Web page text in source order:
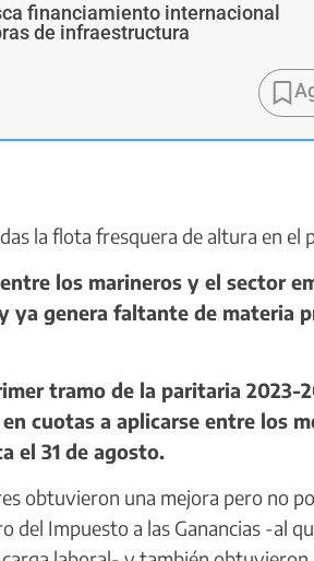
financiamiento internacional
de infraestructura
la flota fresquera de altura en el
los marineros y el sector
genera faltante de materia
tramo de la paritaria 2023-
cuotas a aplicarse entre los
el 31 de agosto.
obtuvieron una mejora pero no
del Impuesto a las Ganancias -al